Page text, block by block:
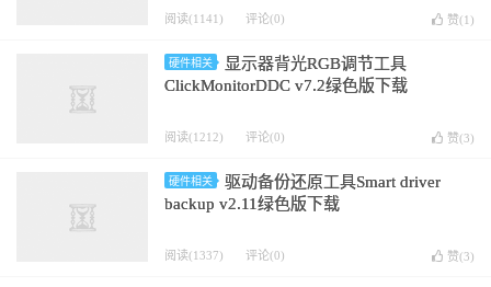
阅读(1141) 评论(0) 赞(1 )
硬件相关
显示器背光RGB调节工具
ClickMonitorDDC v7.2绿色版下载
阅读(1212) 评论(0) 赞(3)
硬件相关
驱动备份还原工具Smart driver
backup v2.11绿色版下载
阅读(1337) 评论(0) 赞(3)